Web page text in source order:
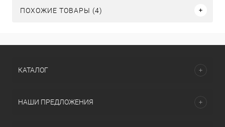
ПОХОЖИЕ ТОВАРЫ (4)
КАТАЛОГ
НАШИ ПРЕДЛОЖЕНИЯ